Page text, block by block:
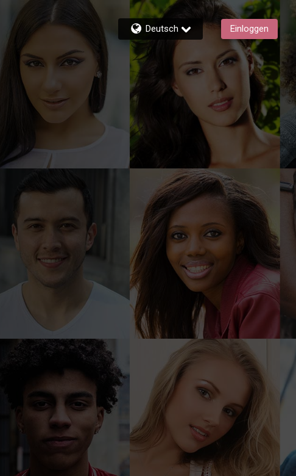
Deutsch Einloggen